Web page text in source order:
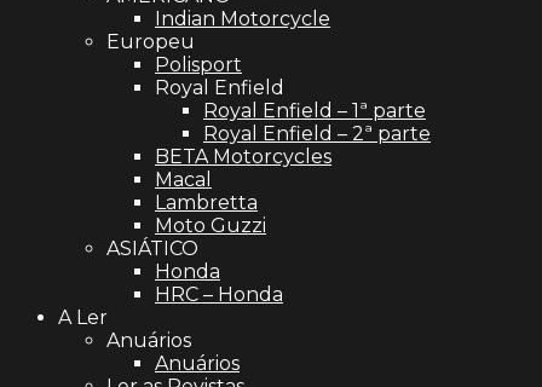
Indian Motorcycle
Europeu
Polisport
Royal Enfield
Royal Enfield – 1ª parte
Royal Enfield – 2ª parte
BETA Motorcycles
Macal
Lambretta
Moto Guzzi
ASIÁTICO
Honda
HRC – Honda
A Ler
Anuários
Anuários